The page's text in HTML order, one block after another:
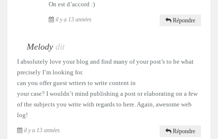
On est d’accord :)
il y a 13 années Répondre
Melody dit
I absolutely love your blog and find many of your post’s to be what
precisely I’m looking for.
can you offer guest writers to write content in
your case? I wouldn’t mind publishing a post or elaborating on a few
of the subjects you write with regards to here. Again, awesome web
log!
il y a 13 années Répondre